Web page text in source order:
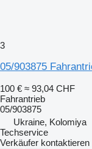
3
05/903875
100 € ≈ 93,04 CHF
Fahrantrieb
05/903875
Ukraine, Kolomiya
Techservice
Verkäufer kontaktieren